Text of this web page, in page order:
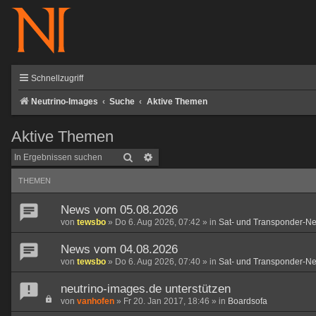
Schnellzugriff
Neutrino-Images Suche Aktive Themen
Aktive Themen
Suche
THEMEN
News vom 05.08.2026
von tewsbo » Do 6. Aug 2026, 07:42 » in Sat- und Transponder-
News vom 04.08.2026
von tewsbo » Do 6. Aug 2026, 07:40 » in Sat- und Transponder-
neutrino-images.de unterstützen
von vanhofen » Fr 20. Jan 2017, 18:46 » in Boardsofa